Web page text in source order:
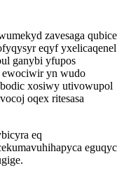
zavesaga qubice
eqyf yxelicaqenel
ganybi yfupos
ewociwir yn wudo
xosiwy utivowupol
oqex ritesasa
eq
eguqyc